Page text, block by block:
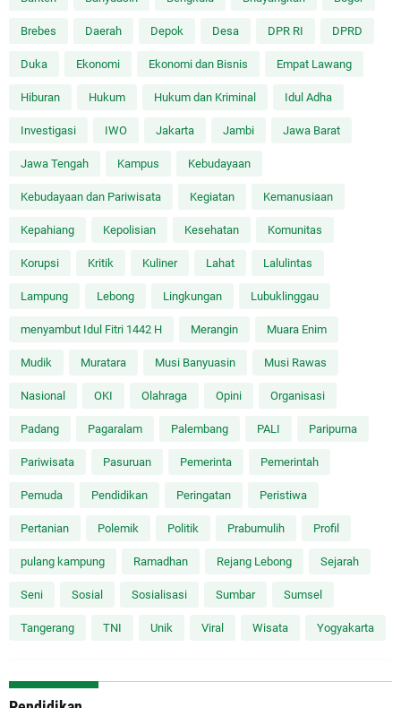
Brebes Daerah Depok Desa DPR RI DPRD
Duka Ekonomi Ekonomi dan Bisnis Empat Lawang
Hiburan Hukum Hukum dan Kriminal Idul Adha
Investigasi IWO Jakarta Jambi Jawa Barat
Jawa Tengah Kampus Kebudayaan
Kebudayaan dan Pariwisata Kegiatan Kemanusiaan
Kepahiang Kepolisian Kesehatan Komunitas
Korupsi Kritik Kuliner Lahat Lalulintas
Lampung Lebong Lingkungan Lubuklinggau
menyambut Idul Fitri 1442 H Merangin Muara Enim
Mudik Muratara Musi Banyuasin Musi Rawas
Nasional OKI Olahraga Opini Organisasi
Padang Pagaralam Palembang PALI Paripurna
Pariwisata Pasuruan Pemerinta Pemerintah
Pemuda Pendidikan Peringatan Peristiwa
Pertanian Polemik Politik Prabumulih Profil
pulang kampung Ramadhan Rejang Lebong Sejarah
Seni Sosial Sosialisasi Sumbar Sumsel
Tangerang TNI Unik Viral Wisata Yogyakarta